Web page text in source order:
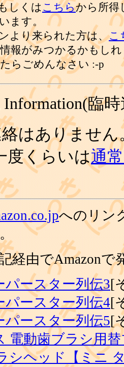
しくはこちらから所得
ます。
より来られた方は、こ
報がみつかるかもし
らごめんなさい :-p
臨
はありませ
度くらいは通
へのリン
経由でAmazon
ースター列伝3[
パースター列伝4[
パースター列伝5[
電動歯ブラシ用
シヘッド【ミニ